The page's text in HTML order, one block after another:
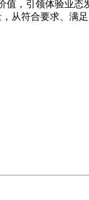
，引领体验业态
从符合要求、满